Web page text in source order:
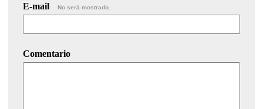
E-mail No será mostrado.
Comentario